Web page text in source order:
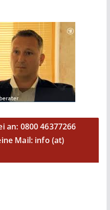
an: 0800 46377266
Mail: info (at)